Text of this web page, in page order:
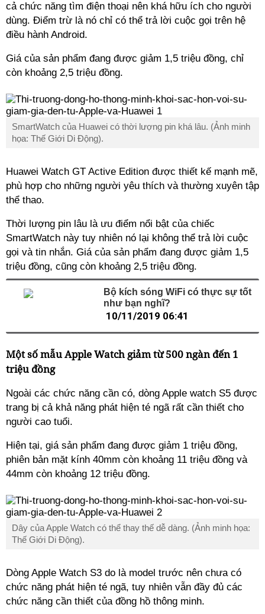
cả chức năng tìm điện thoại nên khá hữu ích cho người
dùng. Điểm trừ là nó chỉ có thể trả lời cuộc gọi trên hệ
điều hành Android.
Giá của sản phẩm đang được giảm 1,5 triệu đồng, chỉ
còn khoảng 2,5 triệu đồng.
SmartWatch của Huawei có thời lượng pin khá lâu. (Ảnh minh
họa: Thế Giới Di Động).
Huawei Watch GT Active Edition được thiết kế mạnh mẽ,
phù hợp cho những người yêu thích và thường xuyên tập
thể thao.
Thời lượng pin lâu là ưu điểm nổi bật của chiếc
SmartWatch này tuy nhiên nó lại không thể trả lời cuộc
gọi và tin nhắn. Giá của sản phẩm đang được giảm 1,5
triệu đồng, cũng còn khoảng 2,5 triệu đồng.
Bộ kích sóng WiFi có thực sự tốt
như bạn nghĩ?
10/11/2019 06:41
Một số mẫu Apple Watch giảm từ 500 ngàn đến 1
triệu đồng
Ngoài các chức năng cần có, dòng Apple watch S5 được
trang bị cả khả năng phát hiện té ngã rất cần thiết cho
người cao tuổi.
Hiện tại, giá sản phẩm đang được giảm 1 triệu đồng,
phiên bản mặt kính 40mm còn khoảng 11 triệu đồng và
44mm còn khoảng 12 triệu đồng.
Dây của Apple Watch có thể thay thế dễ dàng. (Ảnh minh họa:
Thế Giới Di Động).
Dòng Apple Watch S3 do là model trước nên chưa có
chức năng phát hiện té ngã, tuy nhiên vẫn đầy đủ các
chức năng cần thiết của đồng hồ thông minh.